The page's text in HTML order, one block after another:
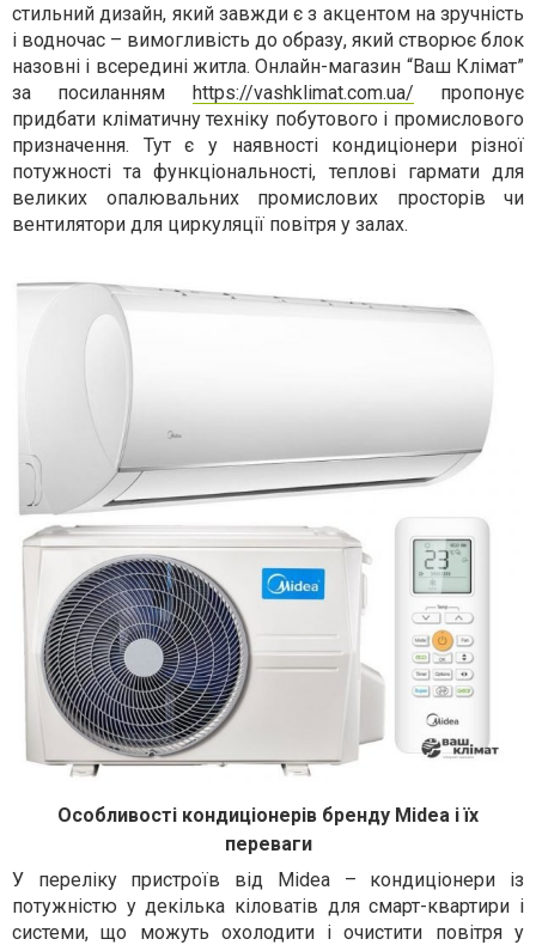
стильний дизайн, який завжди є з акцентом на зручність
і водночас – вимогливість до образу, який створює блок
назовні і всередині житла. Онлайн-магазин “Ваш Клімат”
за посиланням https://vashklimat.com.ua/ пропонує
придбати кліматичну техніку побутового і промислового
призначення. Тут є у наявності кондиціонери різної
потужності та функціональності, теплові гармати для
великих опалювальних промислових просторів чи
вентилятори для циркуляції повітря у залах.
Особливості кондиціонерів бренду Мidea і їх
переваги
У переліку пристроїв від Мidea – кондиціонери із
потужністю у декілька кіловатів для смарт-квартири і
системи, що можуть охолодити і очистити повітря у